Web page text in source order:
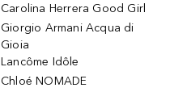
Carolina Herrera Good Girl
Giorgio Armani Acqua di
Gioia
Lancôme Idôle
Chloé NOMADE